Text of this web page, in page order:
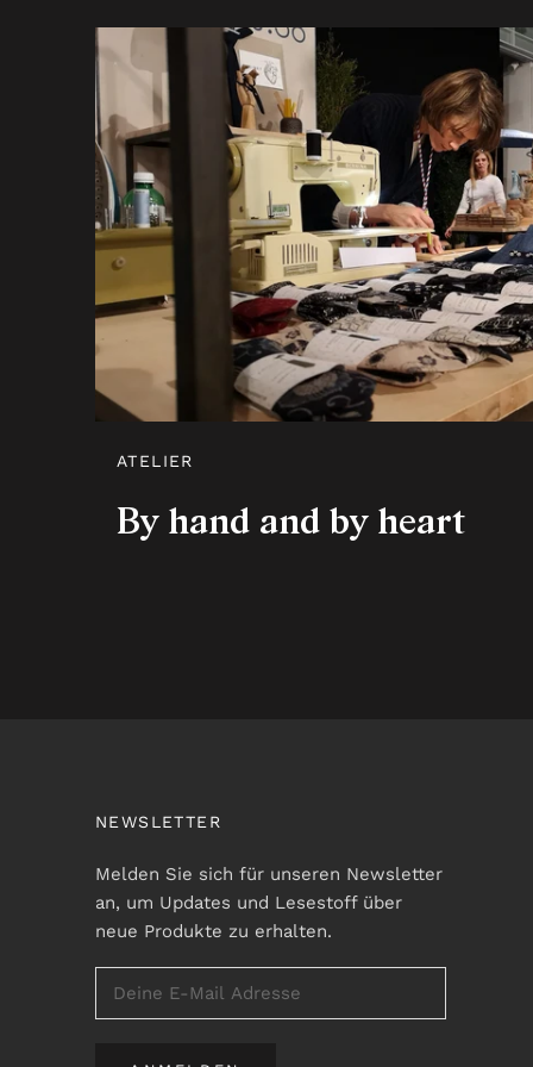
ATELIER
By hand and by heart
NEWSLETTER
Melden Sie sich für unseren Newsletter
an, um Updates und Lesestoff über
neue Produkte zu erhalten.